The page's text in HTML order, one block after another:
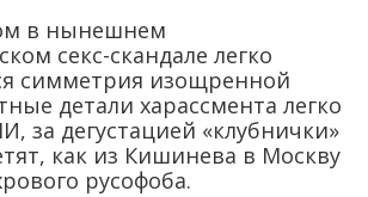
в нынешнем
секс-скандале легко
симметрия изощренной
детали харассмента легко
за дегустацией «клубнички»
как из Кишинева в Москву
русофоба.